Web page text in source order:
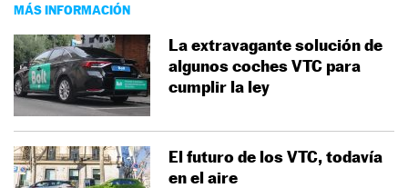
MÁS INFORMACIÓN
La extravagante solución de
algunos coches VTC para
cumplir la ley
El futuro de los VTC, todavía
en el aire